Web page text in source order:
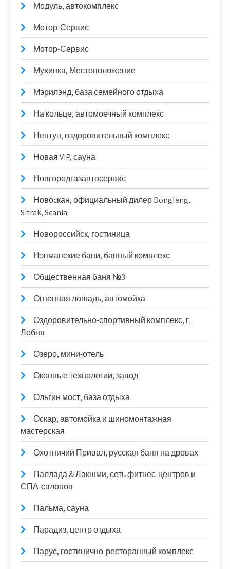
Модуль, автокомплекс
Мотор-Сервис
Мотор-Сервис
Мухинка, Местоположение
Мэрилэнд, база семейного отдыха
На кольце, автомоечный комплекс
Нептун, оздоровительный комплекс
Новая VIP, сауна
Новгородгазавтосервис
Новоcкан, официальный дилер Dongfeng,
Sitrak, Scania
Новороссийск, гостиница
Нэпманские бани, банный комплекс
Общественная баня №3
Огненная лошадь, автомойка
Оздоровительно-спортивный комплекс, г.
Лобня
Озеро, мини-отель
Оконные технологии, завод
Ольгин мост, база отдыха
Оскар, автомойка и шиномонтажная
мастерская
Охотничий Привал, русская баня на дровах
Паллада & Лакшми, сеть фитнес-центров и
СПА-салонов
Пальма, сауна
Парадиз, центр отдыха
Парус, гостинично-ресторанный комплекс